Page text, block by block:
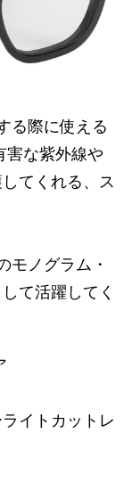
る際に使える
害な紫外線や
てくれる、ス
モノグラム・
て活躍してく
イトカットレ